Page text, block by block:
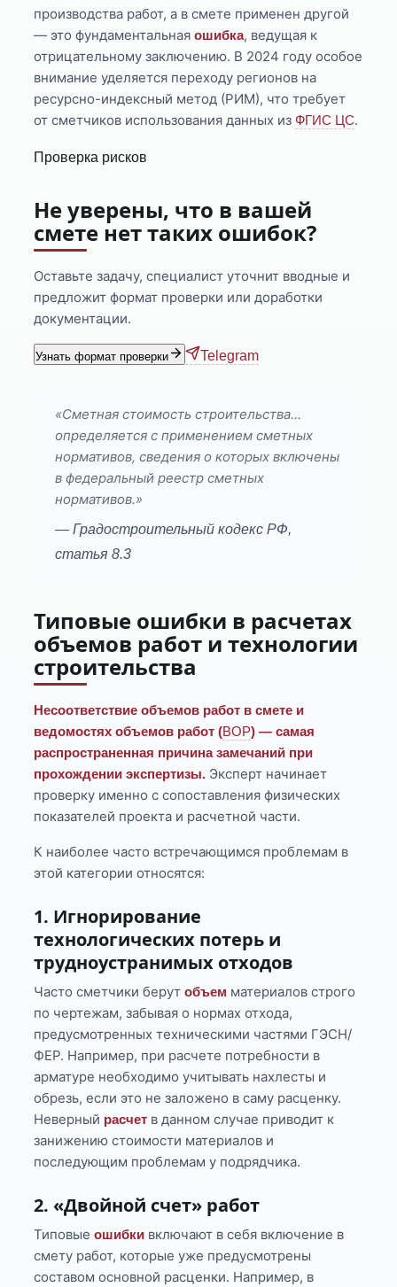
производства работ, а в смете применен другой
— это фундаментальнаяошибка, ведущая к
отрицательному заключению. В 2024 году особое
внимание уделяется переходу регионов на
ресурсно-индексный метод (РИМ), что требует
от сметчиков использования данных изФГИС ЦС.
Проверка рисков
Не уверены, что в вашей
смете нет таких ошибок?
Оставьте задачу, специалист уточнит вводные и
предложит формат проверки или доработки
документации.
Узнать формат проверки Telegram
«Сметная стоимость строительства...
определяется с применением сметных
нормативов, сведения о которых включены
в федеральный реестр сметных
нормативов.»
— Градостроительный кодекс РФ,
статья 8.3
Типовые ошибки в расчетах
объемов работ и технологии
строительства
Несоответствие объемов работ в смете и
ведомостях объемов работ (ВОР) — самая
распространенная причина замечаний при
прохождении экспертизы. Эксперт начинает
проверку именно с сопоставления физических
показателей проекта и расчетной части.
К наиболее часто встречающимся проблемам в
этой категории относятся:
1. Игнорирование
технологических потерь и
трудноустранимых отходов
Часто сметчики берутобъем материалов строго
по чертежам, забывая о нормах отхода,
предусмотренных техническими частями ГЭСН/
ФЕР. Например, при расчете потребности в
арматуре необходимо учитывать нахлесты и
обрезь, если это не заложено в саму расценку.
Неверный расчет в данном случае приводит к
занижению стоимости материалов и
последующим проблемам у подрядчика.
2. «Двойной счет» работ
Типовыеошибки включают в себя включение в
смету работ, которые уже предусмотрены
составом основной расценки. Например, в